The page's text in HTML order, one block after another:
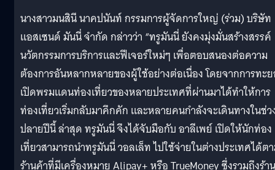
นางสาวมนสินี นาคปนันท์ กรรมการผู้จัดการใหญ่ (ร่วม) บริษัท
แอสเซนด์ มันนี่ จำกัด กล่าวว่า “ทรูมันนี่ ยังคงมุ่งมั่นสร้างสรรค์
นวัตกรรมการบริการและฟีเจอร์ใหม่ๆ เพื่อตอบสนองต่อความ
ต้องการอันหลากหลายของผู้ใช้อย่างต่อเนื่อง โดยจากการทะ
เปิดพรมแดนท่องเที่ยวของหลายประเทศที่ผ่านมาได้ทำให้การ
ท่องเที่ยวเริ่มกลับมาคึกคัก และหลายคนกำลังจะเดินทางในช่ว
ปลายปีนี้ ล่าสุด ทรูมันนี่ จึงได้จับมือกับ อาลีเพย์ เปิดให้นักท่อง
เที่ยวสามารถนำทรูมันนี่ วอลเล็ท ไปใช้จ่ายในต่างประเทศได้ต
ร้านค้าที่มีเครื่องหมาย Alipay+ หรือ TrueMoney ซึ่งรวมถึงร้าน